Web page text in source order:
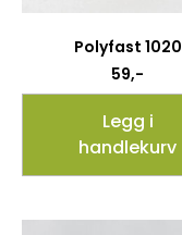
Polyfast 1020
59,-
Legg i
handlekurv